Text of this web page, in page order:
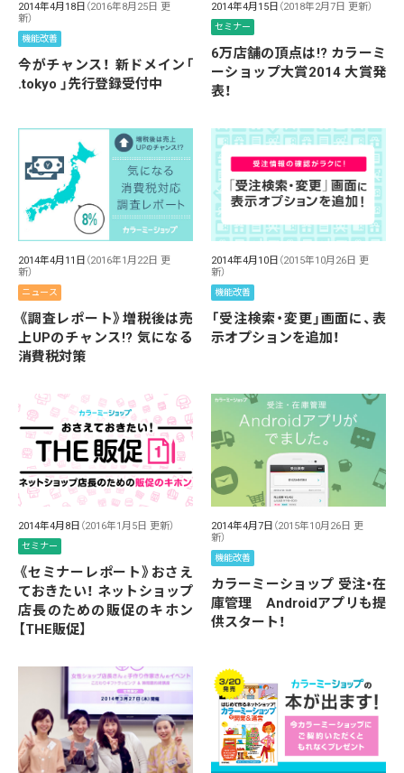
2014年4月18日 （2016年8月25日 更
新）
機能改善
今がチャンス！ 新ドメイン「
.tokyo 」先行登録受付中
2014年4月15日 （2018年2月7日 更新）
セミナー
6万店舗の頂点は!? カラーミ
ーショップ大賞2014 大賞発
表！
2014年4月11日 （2016年1月22日 更
新）
ニュース
《調査レポート》増税後は売
上UPのチャンス!? 気になる
消費税対策
2014年4月10日 （2015年10月26日 更
新）
機能改善
「受注検索・変更」画面に、表
示オプションを追加！
2014年4月8日 （2016年1月5日 更新）
セミナー
《セミナーレポート》おさえ
ておきたい！ ネットショップ
店長のための販促のキホン
【THE販促】
2014年4月7日 （2015年10月26日 更
新）
機能改善
カラーミーショップ 受注・在
庫管理 Androidアプリも提
供スタート！